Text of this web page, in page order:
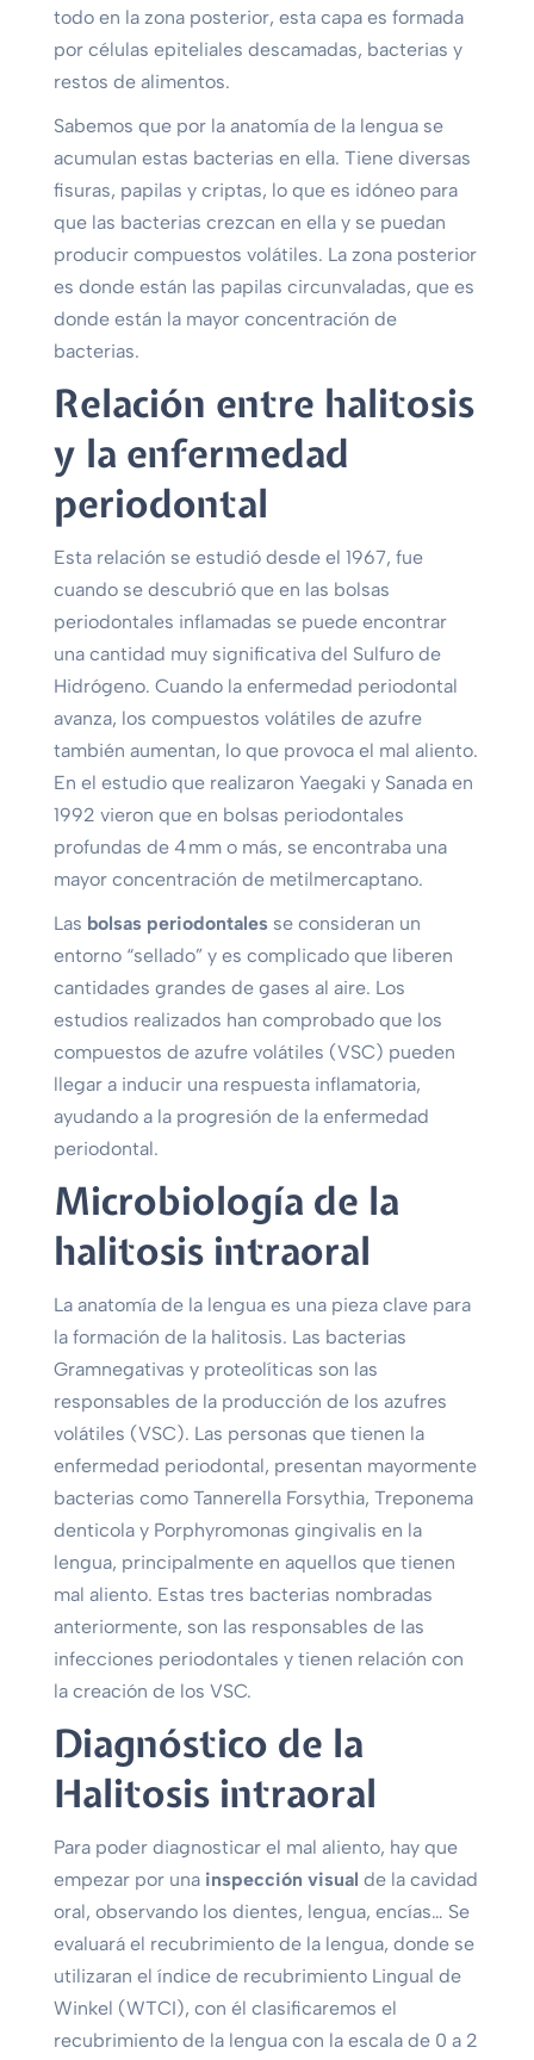
todo en la zona posterior, esta capa es formada
por células epiteliales descamadas, bacterias y
restos de alimentos.
Sabemos que por la anatomía de la lengua se
acumulan estas bacterias en ella. Tiene diversas
fisuras, papilas y criptas, lo que es idóneo para
que las bacterias crezcan en ella y se puedan
producir compuestos volátiles. La zona posterior
es donde están las papilas circunvaladas, que es
donde están la mayor concentración de
bacterias.
Relación entre halitosis
y la enfermedad
periodontal
Esta relación se estudió desde el 1967, fue
cuando se descubrió que en las bolsas
periodontales inflamadas se puede encontrar
una cantidad muy significativa del Sulfuro de
Hidrógeno. Cuando la enfermedad periodontal
avanza, los compuestos volátiles de azufre
también aumentan, lo que provoca el mal aliento.
En el estudio que realizaron Yaegaki y Sanada en
1992 vieron que en bolsas periodontales
profundas de 4 mm o más, se encontraba una
mayor concentración de metilmercaptano.
Las bolsas periodontalesse consideran un
entorno “sellado” y es complicado que liberen
cantidades grandes de gases al aire. Los
estudios realizados han comprobado que los
compuestos de azufre volátiles (VSC) pueden
llegar a inducir una respuesta inflamatoria,
ayudando a la progresión de la enfermedad
periodontal.
Microbiología de la
halitosis intraoral
La anatomía de la lengua es una pieza clave para
la formación de la halitosis. Las bacterias
Gramnegativas y proteolíticas son las
responsables de la producción de los azufres
volátiles (VSC). Las personas que tienen la
enfermedad periodontal, presentan mayormente
bacterias como Tannerella Forsythia, Treponema
denticola y Porphyromonas gingivalis en la
lengua, principalmente en aquellos que tienen
mal aliento. Estas tres bacterias nombradas
anteriormente, son las responsables de las
infecciones periodontales y tienen relación con
la creación de los VSC.
Diagnóstico de la
Halitosis intraoral
Para poder diagnosticar el mal aliento, hay que
empezar por una inspección visual de la cavidad
oral, observando los dientes, lengua, encías… Se
evaluará el recubrimiento de la lengua, donde se
utilizaran el índice de recubrimiento Lingual de
Winkel (WTCI), con él clasificaremos el
recubrimiento de la lengua con la escala de 0 a 2